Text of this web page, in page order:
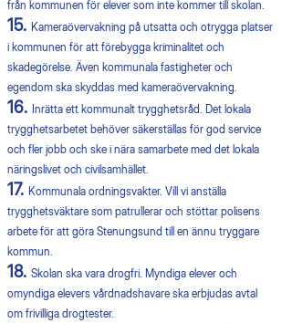
från kommunen för elever som inte kommer till skolan.
15. Kameraövervakning på utsatta och otrygga platser
i kommunen för att förebygga kriminalitet och
skadegörelse. Även kommunala fastigheter och
egendom ska skyddas med kameraövervakning.
16. Inrätta ett kommunalt trygghetsråd. Det lokala
trygghetsarbetet behöver säkerställas för god service
och fler jobb och ske i nära samarbete med det lokala
näringslivet och civilsamhället.
17. Kommunala ordningsvakter. Vill vi anställa
trygghetsväktare som patrullerar och stöttar polisens
arbete för att göra Stenungsund till en ännu tryggare
kommun.
18. Skolan ska vara drogfri. Myndiga elever och
omyndiga elevers vårdnadshavare ska erbjudas avtal
om frivilliga drogtester.